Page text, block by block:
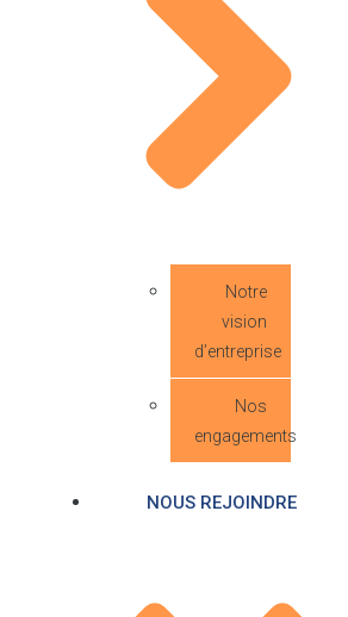
Notre
vision
d’entreprise
Nos
engagements
NOUS REJOINDRE